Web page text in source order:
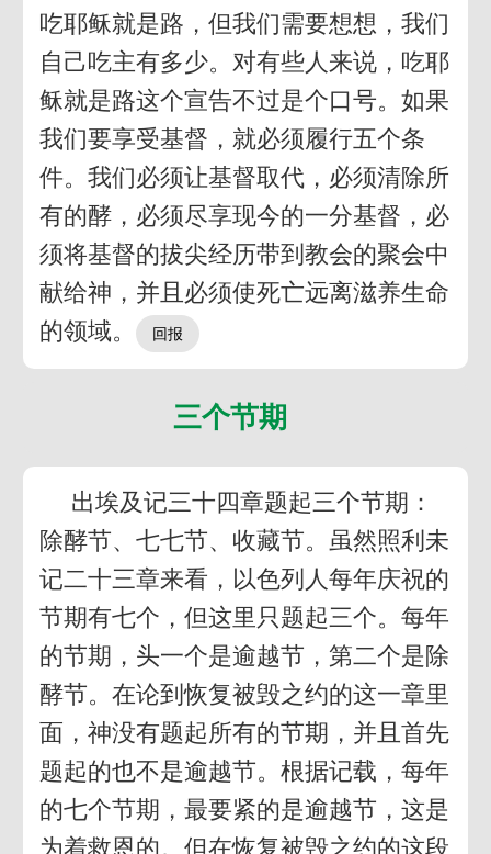
吃耶稣就是路，但我们需要想想，我们
自己吃主有多少。对有些人来说，吃耶
稣就是路这个宣告不过是个口号。如果
我们要享受基督，就必须履行五个条
件。我们必须让基督取代，必须清除所
有的酵，必须尽享现今的一分基督，必
须将基督的拔尖经历带到教会的聚会中
献给神，并且必须使死亡远离滋养生命
的领域。
三个节期
出埃及记三十四章题起三个节期：
除酵节、七七节、收藏节。虽然照利未
记二十三章来看，以色列人每年庆祝的
节期有七个，但这里只题起三个。每年
的节期，头一个是逾越节，第二个是除
酵节。在论到恢复被毁之约的这一章里
面，神没有题起所有的节期，并且首先
题起的也不是逾越节。根据记载，每年
的七个节期，最要紧的是逾越节，这是
为着救恩的。但在恢复被毁之约的这段